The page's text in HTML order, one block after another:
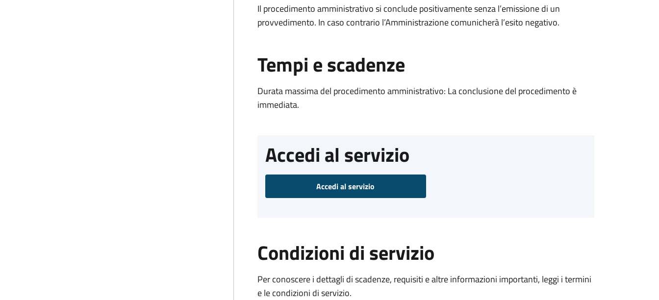
Il procedimento amministrativo si conclude positivamente senza l’emissione di un
provvedimento. In caso contrario l’Amministrazione comunicherà l’esito negativo.
Tempi e scadenze
Durata massima del procedimento amministrativo: La conclusione del procedimento è
immediata.
Accedi al servizio
Accedi al servizio
Condizioni di servizio
Per conoscere i dettagli di scadenze, requisiti e altre informazioni importanti, leggi i termini
e le condizioni di servizio.